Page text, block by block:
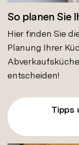
So planen Sie
Hier finden Sie
Planung Ihrer
entscheiden!
Tipps